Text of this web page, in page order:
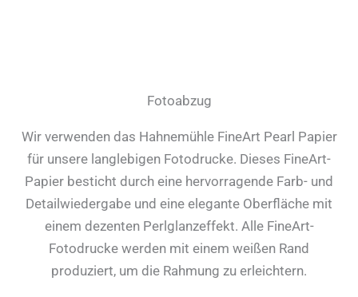
Fotoabzug
Wir verwenden das Hahnemühle FineArt Pearl Papier
für unsere langlebigen Fotodrucke. Dieses FineArt-
Papier besticht durch eine hervorragende Farb- und
Detailwiedergabe und eine elegante Oberfläche mit
einem dezenten Perlglanzeffekt. Alle FineArt-
Fotodrucke werden mit einem weißen Rand
produziert, um die Rahmung zu erleichtern.